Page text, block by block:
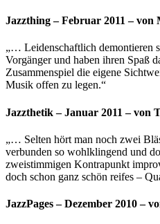
Jazzthing – Februar 2011 –
„… Leidenschaftlich demontieren
Vorgänger und haben ihren Spaß
Zusammenspiel die eigene
Musik offen zu legen.“
Jazzthetik – Januar 2011 – von
„… Selten hört man noch zwei
verbunden so wohlklingend und
zweistimmigen Kontrapunkt
doch schon ganz schön reifes –
JazzPages – Dezember 2010 –